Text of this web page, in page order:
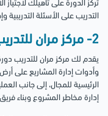
تركز الدورة على تأهيلك لاجتياز
التدريب على الأسئلة التدريبية
2- مركز مران للتدريب
وأدوات إدارة المشاريع على
الرئيسية للمجال، إلى جانب
إدارة مخاطر المشروع وبناء